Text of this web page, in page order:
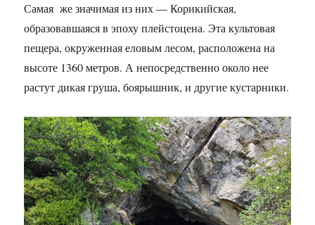
Самая же значимая из них — Корикийская,
образовавшаяся в эпоху плейстоцена. Эта культовая
пещера, окруженная еловым лесом, расположена на
высоте 1360 метров. А непосредственно около нее
растут дикая груша, боярышник, и другие кустарники.